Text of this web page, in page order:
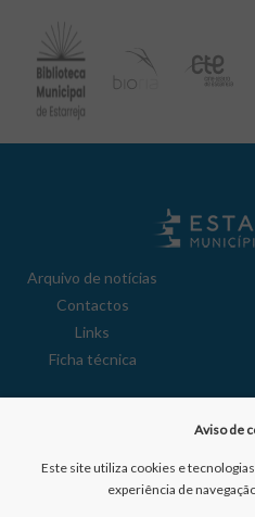
Arquivo de notícias
Contactos
Links
Ficha técnica
Aviso de
Este site utiliza cookies e
experiência de